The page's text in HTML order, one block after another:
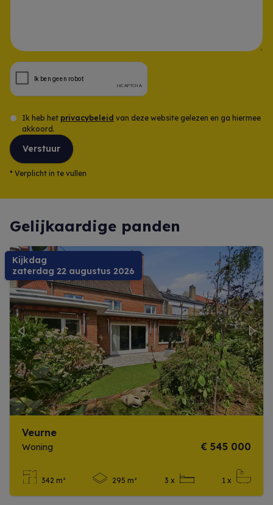
Ik heb het privacybeleid van deze website gelezen en ga hiermee
akkoord.
Verstuur
* Verplicht in te vullen
Gelijkaardige panden
Kijkdag
zaterdag 22 augustus 2026
Previous Next
Veurne
Woning € 545 000
342 m² 295 m² 3 x 1 x